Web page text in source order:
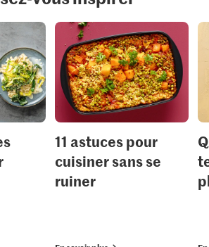
11 astuces pour
cuisiner sans se
ruiner